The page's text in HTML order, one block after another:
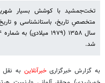
تخت‌جمشید با کوشش بسیار
متخصصِ تاریخ، باستانشناسی و
شد.
به گزارش خبرگزاریخبرآنلاین